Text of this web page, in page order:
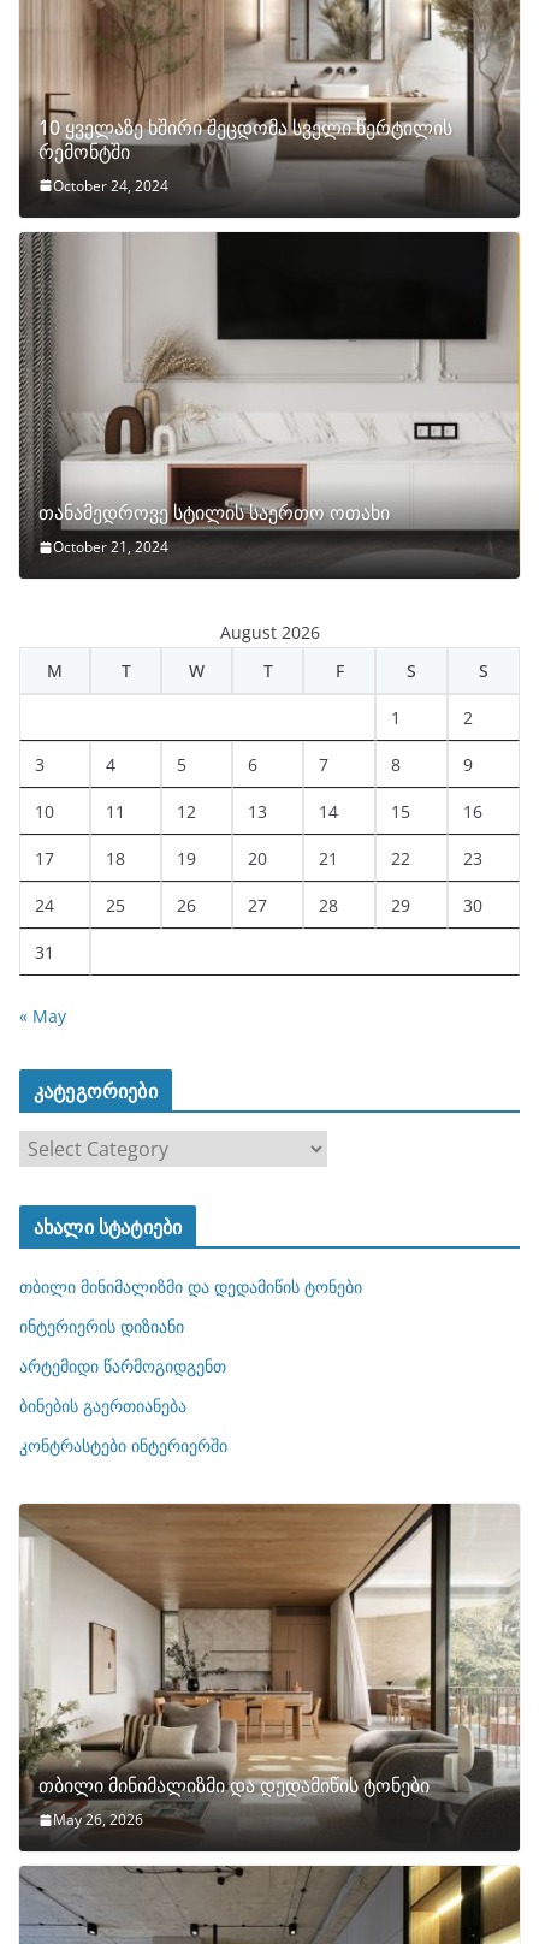
10 ყველაზე ხშირი შეცდომა სველი წერტილის
რემონტში
October 24, 2024
თანამედროვე სტილის საერთო ოთახი
October 21, 2024
August 2026
M
T W T F S S
1 2
3 4 5 6 7 8 9
10 11 12 13 14 15 16
17 18 19 20 21 22 23
24 25 26 27 28 29 30
31
« May
კატეგორიები
ტ
ო
რ
ბ
ი
ახალი სტატიები
თბილი მინიმალიზმი და დედამიწის ტონები
ინტერიერის დიზიანი
არტემიდი წარმოგიდგენთ
ბინების გაერთიანება
კონტრასტები ინტერიერში
თბილი მინიმალიზმი და დედამიწის ტონები
May 26, 2026